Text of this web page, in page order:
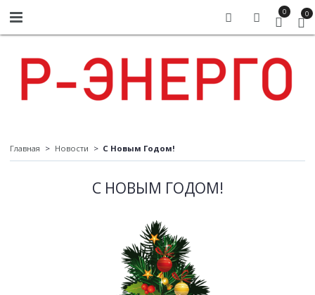
0 0
Главная Новости С Новым Годом!
С НОВЫМ ГОДОМ!